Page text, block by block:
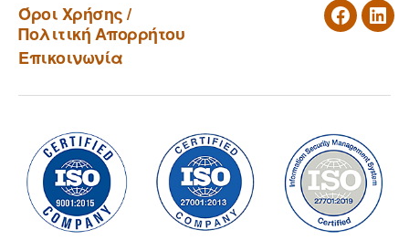
Όροι Χρήσης /
Πολιτική Απορρήτου
Επικοινωνία
Facebook